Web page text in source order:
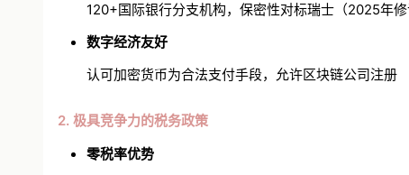
120+国际银行分支机构，保密性对标瑞士（2025年
数字经济友好
认可加密货币为合法支付手段，允许区块链公司注册
2. 极具竞争力的税务政策
零税率优势